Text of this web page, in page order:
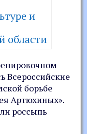
и
области
Всероссийские
борьбе
Артюхиных».
россыпь